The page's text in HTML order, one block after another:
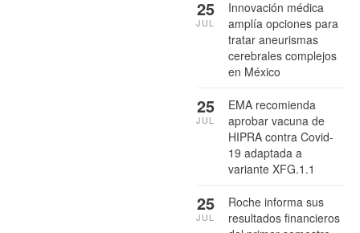
Innovación médica
amplía opciones para
tratar aneurismas
cerebrales complejos
en México
25
JUL
EMA recomienda
aprobar vacuna de
HIPRA contra Covid-
19 adaptada a
variante XFG.1.1
25
JUL
Roche informa sus
resultados financieros
25
JUL